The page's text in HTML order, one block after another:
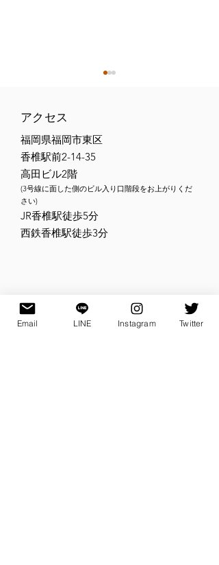
【トライフォース香椎
2026年6月の柔術無料体
験会】
アクセス
福岡県福岡市東区
香椎駅前2-14-35
高田ビル2階
(3号線に面した側のビル入り口階段をお上がりくだ
さい)
​JR香椎駅徒歩5分
西鉄香椎駅徒歩3分
Email LINE Instagram Twitter